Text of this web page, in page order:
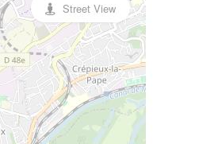
Street View